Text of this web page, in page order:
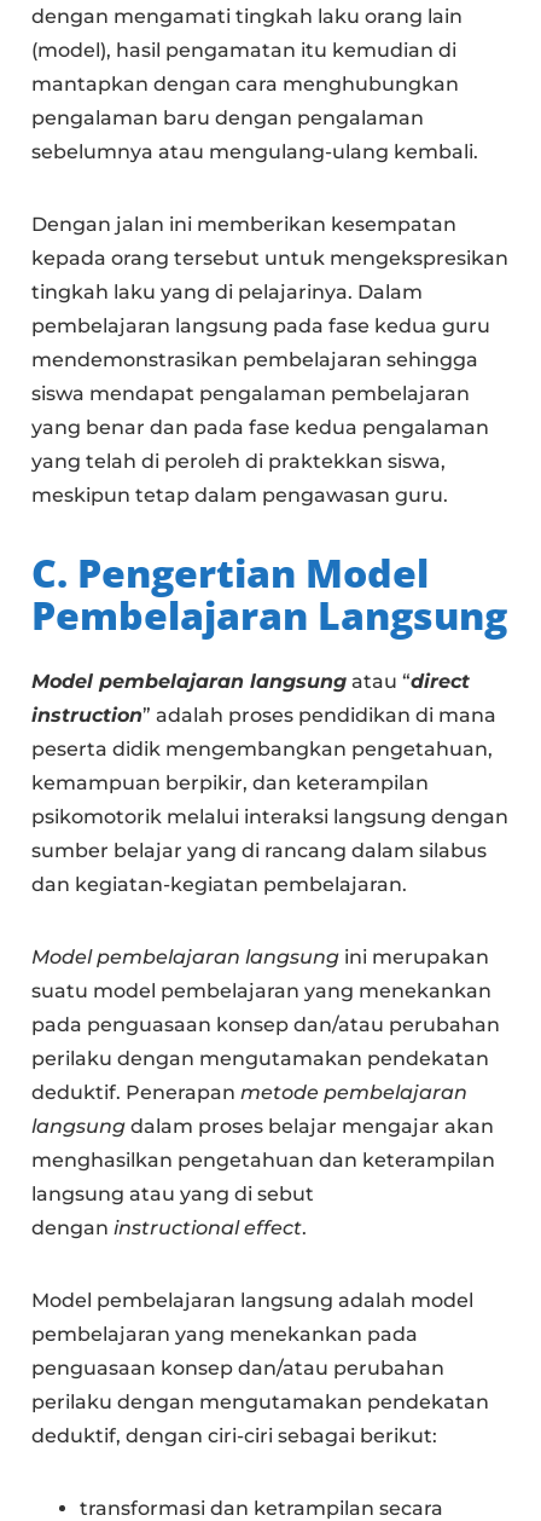
dengan mengamati tingkah laku orang lain
(model), hasil pengamatan itu kemudian di
mantapkan dengan cara menghubungkan
pengalaman baru dengan pengalaman
sebelumnya atau mengulang-ulang kembali.
Dengan jalan ini memberikan kesempatan
kepada orang tersebut untuk mengekspresikan
tingkah laku yang di pelajarinya. Dalam
pembelajaran langsung pada fase kedua guru
mendemonstrasikan pembelajaran sehingga
siswa mendapat pengalaman pembelajaran
yang benar dan pada fase kedua pengalaman
yang telah di peroleh di praktekkan siswa,
meskipun tetap dalam pengawasan guru.
C. Pengertian Model
Pembelajaran Langsung
Model pembelajaran langsung atau “direct
instruction” adalah proses pendidikan di mana
peserta didik mengembangkan pengetahuan,
kemampuan berpikir, dan keterampilan
psikomotorik melalui interaksi langsung dengan
sumber belajar yang di rancang dalam silabus
dan kegiatan-kegiatan pembelajaran.
Model pembelajaran langsung ini merupakan
suatu model pembelajaran yang menekankan
pada penguasaan konsep dan/atau perubahan
perilaku dengan mengutamakan pendekatan
deduktif. Penerapan metode pembelajaran
langsungdalam proses belajar mengajar akan
menghasilkan pengetahuan dan keterampilan
langsung atau yang di sebut
dengan instructional effect.
Model pembelajaran langsung adalah model
pembelajaran yang menekankan pada
penguasaan konsep dan/atau perubahan
perilaku dengan mengutamakan pendekatan
deduktif, dengan ciri-ciri sebagai berikut:
transformasi dan ketrampilan secara